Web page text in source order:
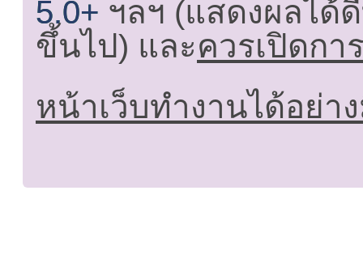
5.0+ ฯลฯ (แสดงผลได้
ขึ้นไป) และควรเปิดกา
หน้าเว็บทำงานได้อย่า